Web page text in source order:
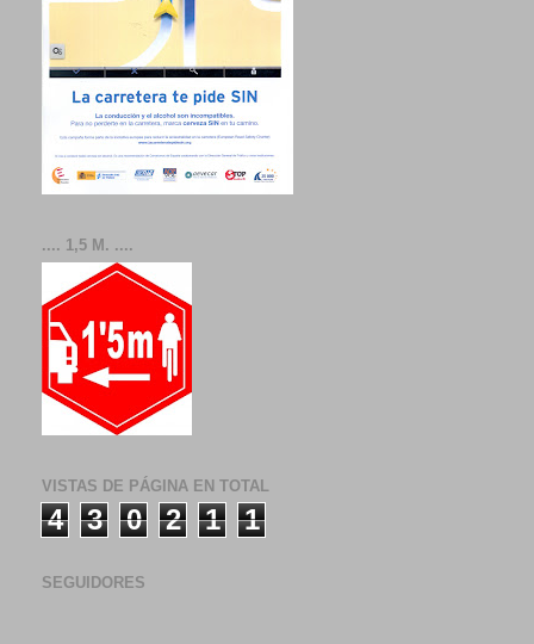
.... 1,5 M. ....
VISTAS DE PÁGINA EN TOTAL
4 3 0 2 1 1
SEGUIDORES